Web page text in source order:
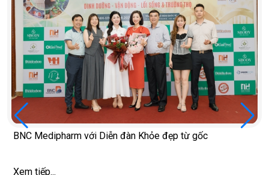
BNC Medipharm với Diễn đàn Khỏe đẹp từ gốc
Xem tiếp...